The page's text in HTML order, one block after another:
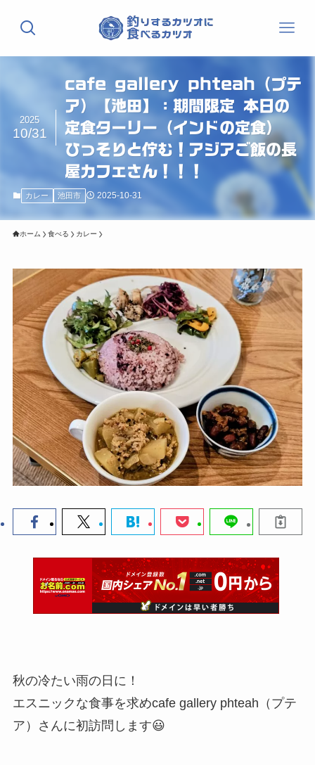
cafe gallery phteah（プテ
ア）【池田】：期間限定 本日の
定食ターリー（インドの定食）
ひっそりと佇む！アジアご飯の長
屋カフェさん！！！
2025
10/31
カレー 池田市 2025-10-31
ホーム 食べる カレー
秋の冷たい雨の日に！
エスニックな食事を求めcafe gallery phteah（プテ
ア）さんに初訪問します😃